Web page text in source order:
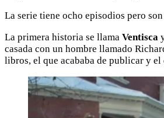
La serie tiene ocho episodios pero
La primera historia se llama Ventisca
casada con un hombre llamado
libros, el que acababa de publicar y el